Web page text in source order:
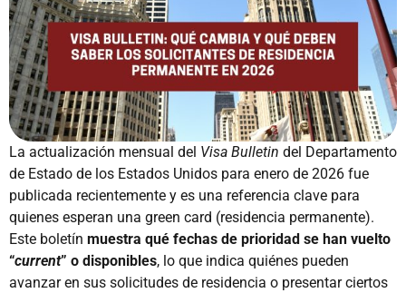
La actualización mensual del Visa Bulletin del Departamento
de Estado de los Estados Unidos para enero de 2026 fue
publicada recientemente y es una referencia clave para
quienes esperan una green card (residencia permanente).
Este boletín muestra qué fechas de prioridad se han vuelto
“current” o disponibles, lo que indica quiénes pueden
avanzar en sus solicitudes de residencia o presentar ciertos